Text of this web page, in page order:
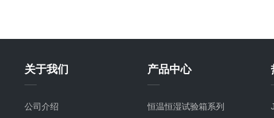
关于我们
公司介绍
产品中心
恒温恒湿试验箱系列